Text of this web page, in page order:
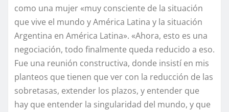
como una mujer «muy consciente de la situación
que vive el mundo y América Latina y la situación
Argentina en América Latina». «Ahora, esto es una
negociación, todo finalmente queda reducido a eso.
Fue una reunión constructiva, donde insistí en mis
planteos que tienen que ver con la reducción de las
sobretasas, extender los plazos, y entender que
hay que entender la singularidad del mundo, y que